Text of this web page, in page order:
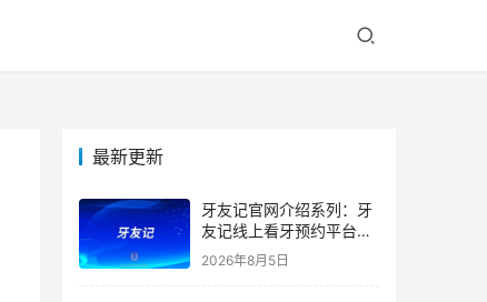
最新更新
牙友记官网介绍系列：牙
友记线上看牙预约平台是
干什么的？靠谱吗？
2026年8月5日